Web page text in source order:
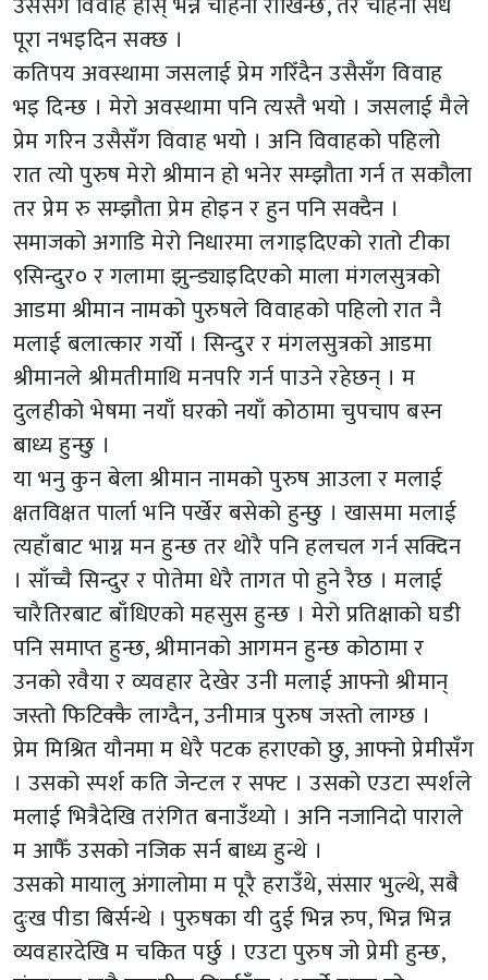
पूरा नभइदिन सक्छ ।
कतिपय अवस्थामा जसलाई प्रेम गरिँदैन उसैसँग विवाह
भइ दिन्छ । मेरो अवस्थामा पनि त्यस्तै भयो । जसलाई मैले
प्रेम गरिन उसैसँग विवाह भयो । अनि विवाहको पहिलो
रात त्यो पुरुष मेरो श्रीमान हो भनेर सम्झौता गर्न त सकौला
तर प्रेम रु सम्झौता प्रेम होइन र हुन पनि सक्दैन ।
समाजको अगाडि मेरो निधारमा लगाइदिएको रातो टीका
९सिन्दुर० र गलामा झुन्ड्याइदिएको माला मंगलसुत्रको
आडमा श्रीमान नामको पुरुषले विवाहको पहिलो रात नै
मलाई बलात्कार गर्यो । सिन्दुर र मंगलसुत्रको आडमा
श्रीमानले श्रीमतीमाथि मनपरि गर्न पाउने रहेछन् । म
दुलहीको भेषमा नयाँ घरको नयाँ कोठामा चुपचाप बस्न
बाध्य हुन्छु ।
या भनु कुन बेला श्रीमान नामको पुरुष आउला र मलाई
क्षतविक्षत पार्ला भनि पर्खेर बसेको हुन्छु । खासमा मलाई
त्यहाँबाट भाग्न मन हुन्छ तर थोरै पनि हलचल गर्न सक्दिन
। साँच्चै सिन्दुर र पोतेमा धेरै तागत पो हुने रैछ । मलाई
चारैतिरबाट बाँधिएको महसुस हुन्छ । मेरो प्रतिक्षाको घडी
पनि समाप्त हुन्छ, श्रीमानको आगमन हुन्छ कोठामा र
उनको रवैया र व्यवहार देखेर उनी मलाई आफ्नो श्रीमान्
जस्तो फिटिक्कै लाग्दैन, उनीमात्र पुरुष जस्तो लाग्छ ।
प्रेम मिश्रित यौनमा म धेरै पटक हराएको छु, आफ्नो प्रेमीसँग
। उसको स्पर्श कति जेन्टल र सफ्ट । उसको एउटा स्पर्शले
मलाई भित्रैदेखि तरंगित बनाउँथ्यो । अनि नजानिदो पाराले
म आफैँ उसको नजिक सर्न बाध्य हुन्थे ।
उसको मायालु अंगालोमा म पूरै हराउँथे, संसार भुल्थे, सबै
दुःख पीडा बिर्सन्थे । पुरुषका यी दुई भिन्न रुप, भिन्न भिन्न
व्यवहारदेखि म चकित पर्छु । एउटा पुरुष जो प्रेमी हुन्छ,